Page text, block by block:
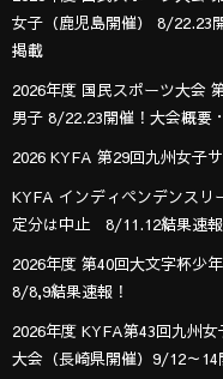
女子（鹿児島開催） 8/22.23
掲載
2026年度 国民スポーツ大会
男子 8/22.23開催！大会概要
2026 KYFA 第29回九州女子
KYFA インディペンデンスリ
定分は中止 8/11.12結果速報
2026年度 第40回大文字杯少
8/8,9結果速報！
2026年度 KYFA第43回九州
大会（長崎県開催）9/12～